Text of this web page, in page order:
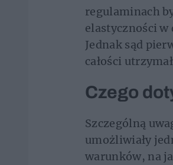
regulaminach
elastyczności
Jednak sąd
całości
Czego
Szczególną
umożliwiały
warunków, na